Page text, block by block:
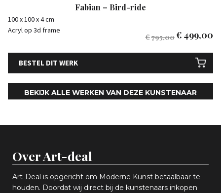
Fabian – Bird-ride
100 x 100 x 4 cm
Acryl op 3d frame
€795,00€ 499,00
BESTEL DIT WERK
BEKIJK ALLE WERKEN VAN DEZE KUNSTENAAR
Over Art-deal
Art-Deal is opgericht om Moderne Kunst betaalbaar te
houden. Doordat wij direct bij de kunstenaars inkopen